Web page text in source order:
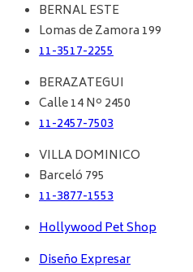
BERNAL ESTE
Lomas de Zamora 199
11-3517-2255
BERAZATEGUI
Calle 14 Nº 2450
11-2457-7503
VILLA DOMINICO
Barceló 795
11-3877-1553
Hollywood Pet Shop
Diseño Expresar